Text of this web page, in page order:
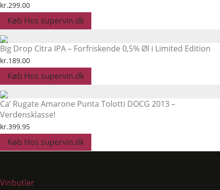
kr.299.00
Køb Hos supervin.dk
Big Drop Citra IPA – Forfriskende 0,5% Øl i Limited Edition
kr.189.00
Køb Hos supervin.dk
Ca’ Rugate Amarone Punta Tolotti DOCG 2013 –
Verdensklasse!
kr.399.95
Køb Hos supervin.dk
Vinbutler